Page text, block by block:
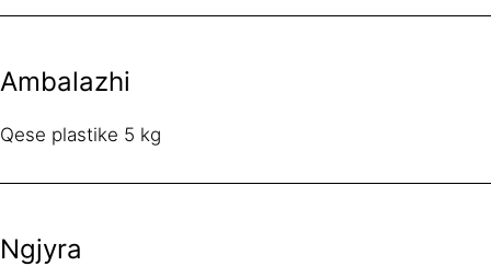
Ambalazhi
Qese plastike 5 kg
Ngjyra